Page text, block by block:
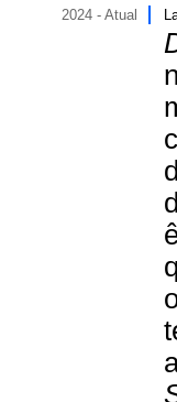
2024 - Atual